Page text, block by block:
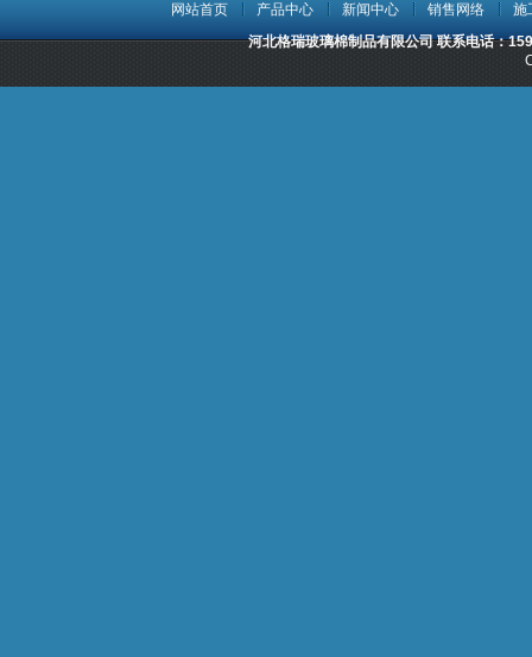
网站首页 产品中心 新闻中心 销售网络
施
河北格瑞玻璃棉制品有限公司 联系电话：